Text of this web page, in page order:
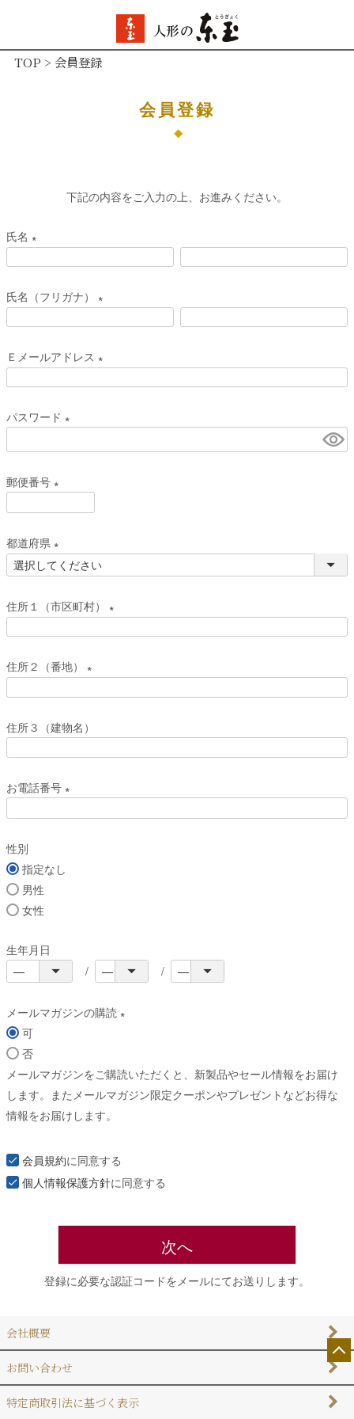
TOP 会員登録
会員登録
下記の内容をご入力の上、お進みください。
氏名
(
須
)
氏名（フリガナ）
(
須
)
Ｅメールアドレス
(
須
パスワード
郵便番号
(
須
)
都道府県
(
須
)
住所１（市区町村）
(
須
)
住所２（番地）
(
須
)
住所３（建物名）
お電話番号
(
性別
指定なし
男性
女性
生年月日
メールマガジンの購読
須
)
可
否
メールマガジンをご購読いただくと、新製品やセール情報をお届け
します。またメールマガジン限定クーポンやプレゼントなどお得な
情報をお届けします。
会員規約に同意する
個人情報保護方針に同意する
次へ
登録に必要な認証コードをメールにてお送りします。
会社概要
お問い合わせ
特定商取引法に基づく表示